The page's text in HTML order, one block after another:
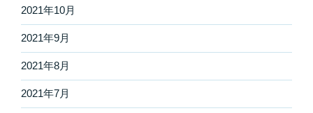
2021年10月
2021年9月
2021年8月
2021年7月